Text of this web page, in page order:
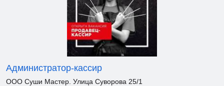
Администратор-кассир
ООО Суши Мастер. Улица Суворова 25/1